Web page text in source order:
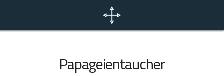
Home
Papageientaucher